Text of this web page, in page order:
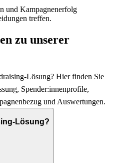
und Kampagnenerfolg
treffen.
zu unserer
Lösung? Hier finden Sie
Spender:innenprofile,
und Auswertungen.
Lösung?